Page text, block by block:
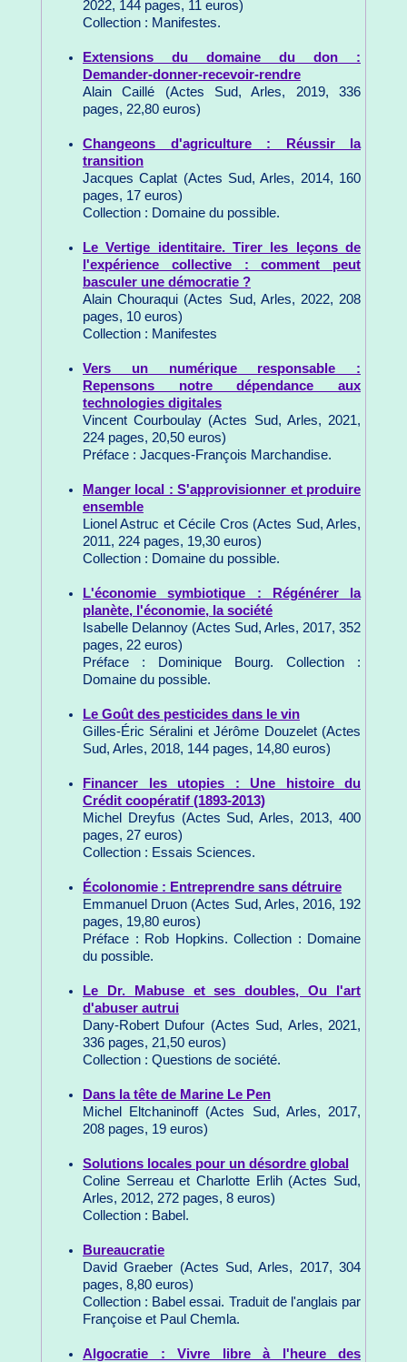
2022, 144 pages, 11 euros)
Collection : Manifestes.
Extensions du domaine du don :
Demander-donner-recevoir-rendre
Alain Caillé (Actes Sud, Arles, 2019, 336
pages, 22,80 euros)
Changeons d'agriculture : Réussir la
transition
Jacques Caplat (Actes Sud, Arles, 2014, 160
pages, 17 euros)
Collection : Domaine du possible.
Le Vertige identitaire. Tirer les leçons de
l'expérience collective : comment peut
basculer une démocratie ?
Alain Chouraqui (Actes Sud, Arles, 2022, 208
pages, 10 euros)
Collection : Manifestes
Vers un numérique responsable :
Repensons notre dépendance aux
technologies digitales
Vincent Courboulay (Actes Sud, Arles, 2021,
224 pages, 20,50 euros)
Préface : Jacques-François Marchandise.
Manger local : S'approvisionner et produire
ensemble
Lionel Astruc et Cécile Cros (Actes Sud, Arles,
2011, 224 pages, 19,30 euros)
Collection : Domaine du possible.
L'économie symbiotique : Régénérer la
planète, l'économie, la société
Isabelle Delannoy (Actes Sud, Arles, 2017, 352
pages, 22 euros)
Préface : Dominique Bourg. Collection :
Domaine du possible.
Le Goût des pesticides dans le vin
Gilles-Éric Séralini et Jérôme Douzelet (Actes
Sud, Arles, 2018, 144 pages, 14,80 euros)
Financer les utopies : Une histoire du
Crédit coopératif (1893-2013)
Michel Dreyfus (Actes Sud, Arles, 2013, 400
pages, 27 euros)
Collection : Essais Sciences.
Écolonomie : Entreprendre sans détruire
Emmanuel Druon (Actes Sud, Arles, 2016, 192
pages, 19,80 euros)
Préface : Rob Hopkins. Collection : Domaine
du possible.
Le Dr. Mabuse et ses doubles, Ou l'art
d'abuser autrui
Dany-Robert Dufour (Actes Sud, Arles, 2021,
336 pages, 21,50 euros)
Collection : Questions de société.
Dans la tête de Marine Le Pen
Michel Eltchaninoff (Actes Sud, Arles, 2017,
208 pages, 19 euros)
Solutions locales pour un désordre global
Coline Serreau et Charlotte Erlih (Actes Sud,
Arles, 2012, 272 pages, 8 euros)
Collection : Babel.
Bureaucratie
David Graeber (Actes Sud, Arles, 2017, 304
pages, 8,80 euros)
Collection : Babel essai. Traduit de l'anglais par
Françoise et Paul Chemla.
Algocratie : Vivre libre à l'heure des